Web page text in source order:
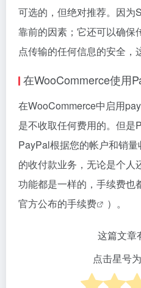
可选的，但绝对推荐。因为
靠前的因素；它还可以确保
点传输的任何信息的安全，
在WooCommerce使用
在WooCommerce中启用
是不收取任何费用的。但是
PayPal根据您的帐户和销
的收付款业务，无论是个人
功能都是一样的，手续费也
官方公布的手续费
）。
这篇文章
点击星号